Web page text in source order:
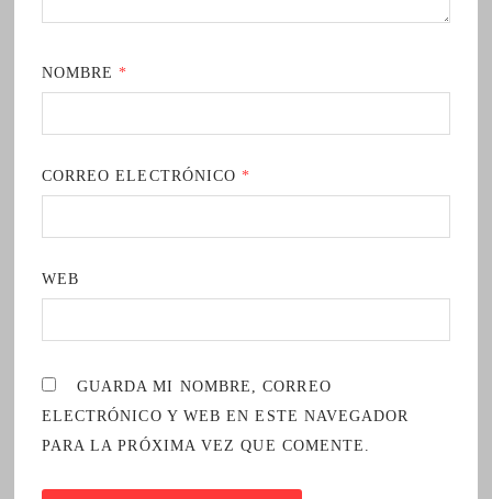
NOMBRE*
CORREO ELECTRÓNICO*
WEB
GUARDA MI NOMBRE, CORREO
ELECTRÓNICO Y WEB EN ESTE NAVEGADOR
PARA LA PRÓXIMA VEZ QUE COMENTE.